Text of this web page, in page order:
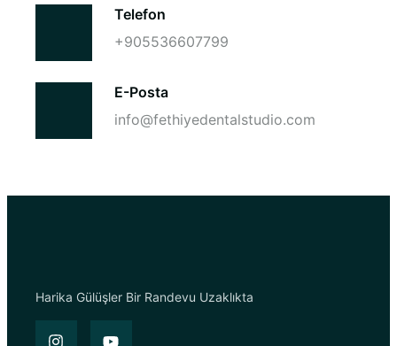
Telefon
+905536607799
E-Posta
info@fethiyedentalstudio.com
Harika Gülüşler Bir Randevu Uzaklıkta